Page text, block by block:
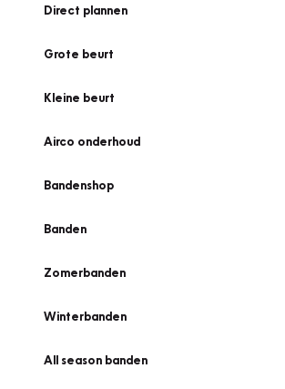
Direct plannen
Grote beurt
Kleine beurt
Airco onderhoud
Bandenshop
Banden
Zomerbanden
Winterbanden
All season banden